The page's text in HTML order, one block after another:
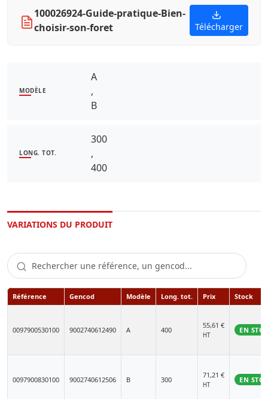
100026924-Guide-pratique-Bien-
choisir-son-foret
Télécharger
MODÈLE
A
,
B
LONG. TOT.
300
,
400
VARIATIONS DU PRODUIT
Référence Gencod Modèle Long. tot. Prix Stock
0097900530100 9002740612490 A 400
55,61 €
HT
EN
0097900830100 9002740612506 B 300
71,21 €
HT
EN